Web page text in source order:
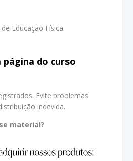
Educação Física.
página do curso
Evite problemas
indevida.
material?